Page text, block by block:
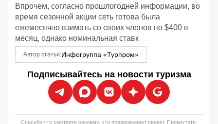
Впрочем, согласно прошлогодней информации, во
время сезонной акции сеть готова была
ежемесячно взимать со своих членов по $400 в
месяц, однако номинальная ставк
Автор статьи:Инфогруппа «Турпром»
Подписывайтесь на новости туризма
Спасибо что смотрите рекламу, это поддерживает проект. Прокрутите,